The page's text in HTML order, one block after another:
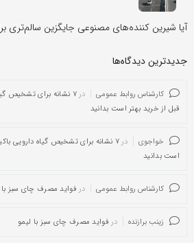
آیا شیرین کننده‌های مصنوعی جایگزین سالم‌تری
جدیدترین دیدگاه‌‌ها
کارشناس روابط عمومی در
۷ نشانه برای تشخیص
قبل از خرید بهتر است بدانید
خواجوی در
۷ نشانه برای تشخیص گیاه دارویی
است بدانید
کارشناس روابط عمومی در فواید مصرف چای سبز با
زینب برازنده در فواید مصرف چای سبز با لیمو